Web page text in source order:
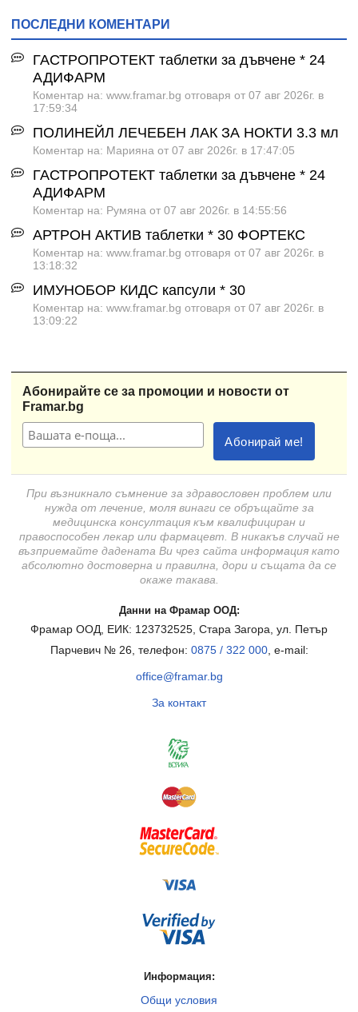
ПОСЛЕДНИ КОМЕНТАРИ
ГАСТРОПРОТЕКТ таблетки за дъвчене * 24
АДИФАРМ
Коментар на: www.framar.bg отговаря от 07 авг 2026г. в
17:59:34
ПОЛИНЕЙЛ ЛЕЧЕБЕН ЛАК ЗА НОКТИ 3.3 мл
Коментар на: Марияна от 07 авг 2026г. в 17:47:05
ГАСТРОПРОТЕКТ таблетки за дъвчене * 24
АДИФАРМ
Коментар на: Румяна от 07 авг 2026г. в 14:55:56
АРТРОН АКТИВ таблетки * 30 ФОРТЕКС
Коментар на: www.framar.bg отговаря от 07 авг 2026г. в
13:18:32
ИМУНОБОР КИДС капсули * 30
Коментар на: www.framar.bg отговаря от 07 авг 2026г. в
13:09:22
Абонирайте се за промоции и новости от
Framar.bg
При възникнало съмнение за здравословен проблем или
нужда от лечение, моля винаги се обръщайте за
медицинска консултация към квалифициран и
правоспособен лекар или фармацевт. В никакъв случай не
възприемайте дадената Ви чрез сайта информация като
абсолютно достоверна и правилна, дори и същата да се
окаже такава.
Данни на Фрамар ООД:
Фрамар ООД, ЕИК: 123732525, Стара Загора, ул. Петър
Парчевич № 26, телефон: 0875 / 322 000, e-mail:
office@framar.bg
За контакт
Информация:
Общи условия